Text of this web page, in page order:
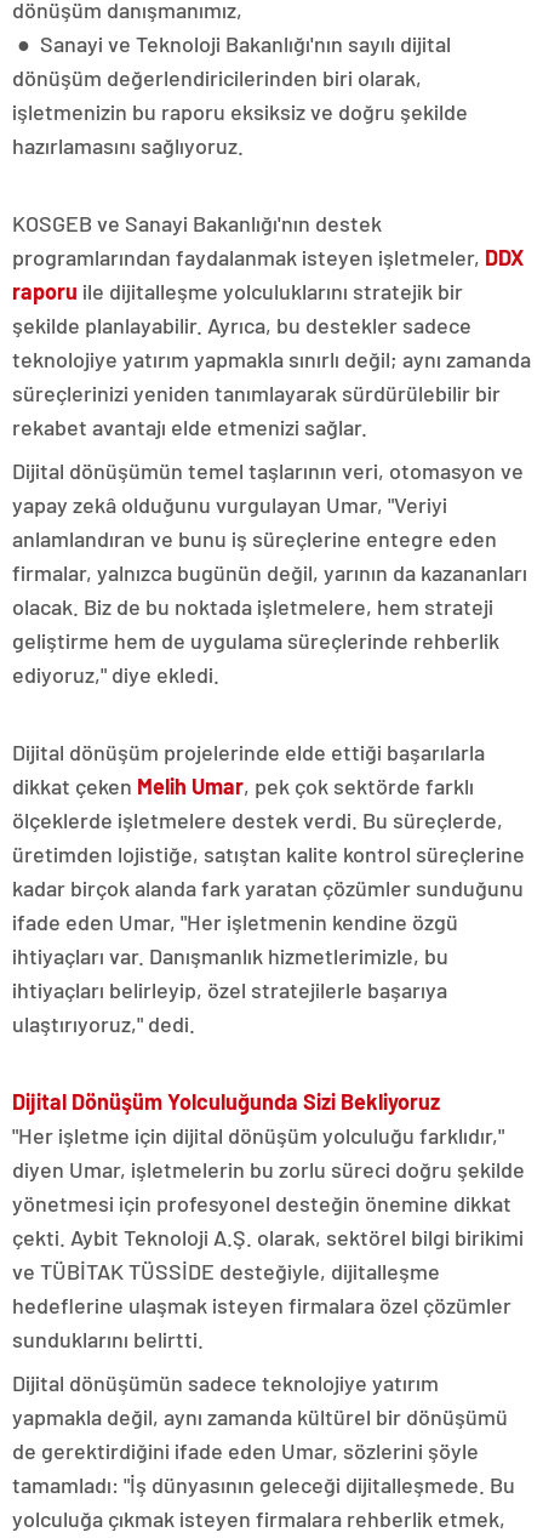
dönüşüm danışmanımız,
● Sanayi ve Teknoloji Bakanlığı'nın sayılı dijital
dönüşüm değerlendiricilerinden biri olarak,
işletmenizin bu raporu eksiksiz ve doğru şekilde
hazırlamasını sağlıyoruz.
KOSGEB ve Sanayi Bakanlığı'nın destek
programlarından faydalanmak isteyen işletmeler, DDX
raporu ile dijitalleşme yolculuklarını stratejik bir
şekilde planlayabilir. Ayrıca, bu destekler sadece
teknolojiye yatırım yapmakla sınırlı değil; aynı zamanda
süreçlerinizi yeniden tanımlayarak sürdürülebilir bir
rekabet avantajı elde etmenizi sağlar.
Dijital dönüşümün temel taşlarının veri, otomasyon ve
yapay zekâ olduğunu vurgulayan Umar, "Veriyi
anlamlandıran ve bunu iş süreçlerine entegre eden
firmalar, yalnızca bugünün değil, yarının da kazananları
olacak. Biz de bu noktada işletmelere, hem strateji
geliştirme hem de uygulama süreçlerinde rehberlik
ediyoruz," diye ekledi.
Dijital dönüşüm projelerinde elde ettiği başarılarla
dikkat çeken Melih Umar, pek çok sektörde farklı
ölçeklerde işletmelere destek verdi. Bu süreçlerde,
üretimden lojistiğe, satıştan kalite kontrol süreçlerine
kadar birçok alanda fark yaratan çözümler sunduğunu
ifade eden Umar, "Her işletmenin kendine özgü
ihtiyaçları var. Danışmanlık hizmetlerimizle, bu
ihtiyaçları belirleyip, özel stratejilerle başarıya
ulaştırıyoruz," dedi.
Dijital Dönüşüm Yolculuğunda Sizi Bekliyoruz
"Her işletme için dijital dönüşüm yolculuğu farklıdır,"
diyen Umar, işletmelerin bu zorlu süreci doğru şekilde
yönetmesi için profesyonel desteğin önemine dikkat
çekti. Aybit Teknoloji A.Ş. olarak, sektörel bilgi birikimi
ve TÜBİTAK TÜSSİDE desteğiyle, dijitalleşme
hedeflerine ulaşmak isteyen firmalara özel çözümler
sunduklarını belirtti.
Dijital dönüşümün sadece teknolojiye yatırım
yapmakla değil, aynı zamanda kültürel bir dönüşümü
de gerektirdiğini ifade eden Umar, sözlerini şöyle
tamamladı: "İş dünyasının geleceği dijitalleşmede. Bu
yolculuğa çıkmak isteyen firmalara rehberlik etmek,